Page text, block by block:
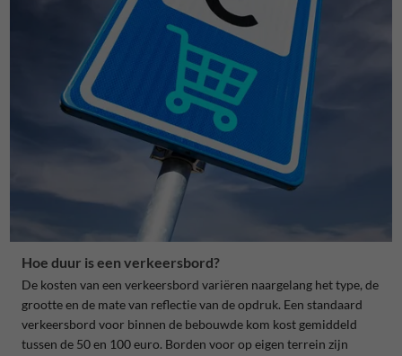
Hoe duur is een verkeersbord?
De kosten van een verkeersbord variëren naargelang het type, de
grootte en de mate van reflectie van de opdruk. Een standaard
verkeersbord voor binnen de bebouwde kom kost gemiddeld
tussen de 50 en 100 euro. Borden voor op eigen terrein zijn